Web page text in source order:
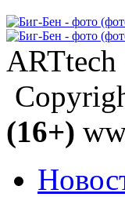
ARTtech
(16+)